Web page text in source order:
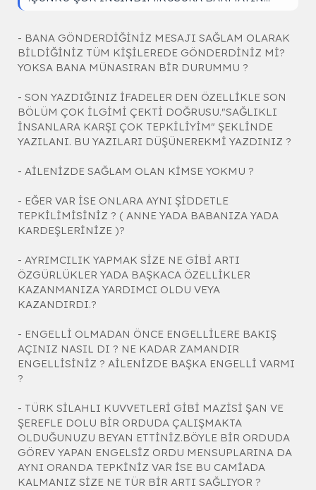
- BANA GÖNDERDİĞİNİZ MESAJI SAĞLAM OLARAK
BİLDİĞİNİZ TÜM KİŞİLEREDE GÖNDERDİNİZ Mİ?
YOKSA BANA MÜNASIRAN BİR DURUMMU ?
- SON YAZDIĞINIZ İFADELER DEN ÖZELLİKLE SON
BÖLÜM ÇOK İLGİMİ ÇEKTİ DOĞRUSU."SAĞLIKLI
İNSANLARA KARŞI ÇOK TEPKİLİYİM" ŞEKLİNDE
YAZILANI. BU YAZILARI DÜŞÜNEREKMİ YAZDINIZ ?
- AİLENİZDE SAĞLAM OLAN KİMSE YOKMU ?
- EĞER VAR İSE ONLARA AYNI ŞİDDETLE
TEPKİLİMİSİNİZ ? ( ANNE YADA BABANIZA YADA
KARDEŞLERİNİZE )?
- AYRIMCILIK YAPMAK SİZE NE GİBİ ARTI
ÖZGÜRLÜKLER YADA BAŞKACA ÖZELLİKLER
KAZANMANIZA YARDIMCI OLDU VEYA
KAZANDIRDI.?
- ENGELLİ OLMADAN ÖNCE ENGELLİLERE BAKIŞ
AÇINIZ NASIL DI ? NE KADAR ZAMANDIR
ENGELLİSİNİZ ? AİLENİZDE BAŞKA ENGELLİ VARMI
?
- TÜRK SİLAHLI KUVVETLERİ GİBİ MAZİSİ ŞAN VE
ŞEREFLE DOLU BİR ORDUDA ÇALIŞMAKTA
OLDUĞUNUZU BEYAN ETTİNİZ.BÖYLE BİR ORDUDA
GÖREV YAPAN ENGELSİZ ORDU MENSUPLARINA DA
AYNI ORANDA TEPKİNİZ VAR İSE BU CAMİADA
KALMANIZ SİZE NE TÜR BİR ARTI SAĞLIYOR ?